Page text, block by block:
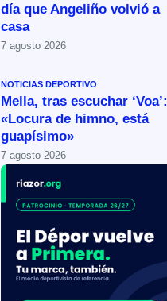
día que Angeliño volvió a
casa
7 agosto 2026
NOTICIAS DEPORTIVO
Mella, tras escuchar ‘Voa’:
«Locura de himno, está
guapísimo»
7 agosto 2026